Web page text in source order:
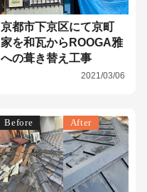
京都市下京区にて京町
家を和瓦からROOGA雅
への葺き替え工事
2021/03/06
Before After